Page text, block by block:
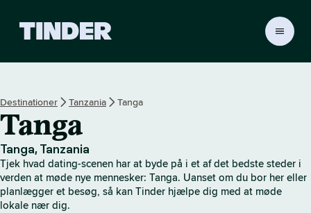
r
a
r
t
Destinationer Tanzania Tanga
Tanga
Tanga, Tanzania
Tjek hvad dating-scenen har at byde på i et af det bedste steder i
verden at møde nye mennesker: Tanga. Uanset om du bor her eller
planlægger et besøg, så kan Tinder hjælpe dig med at møde
lokale nær dig.